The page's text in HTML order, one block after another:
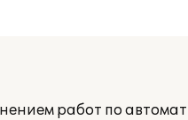
работ по